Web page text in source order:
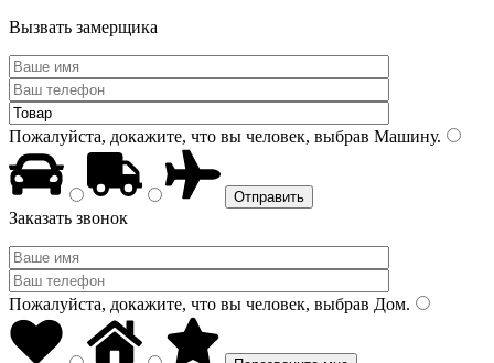
Вызвать замерщика
Пожалуйста, докажите, что вы человек, выбрав Машину.
Заказать звонок
Пожалуйста, докажите, что вы человек, выбрав Дом.